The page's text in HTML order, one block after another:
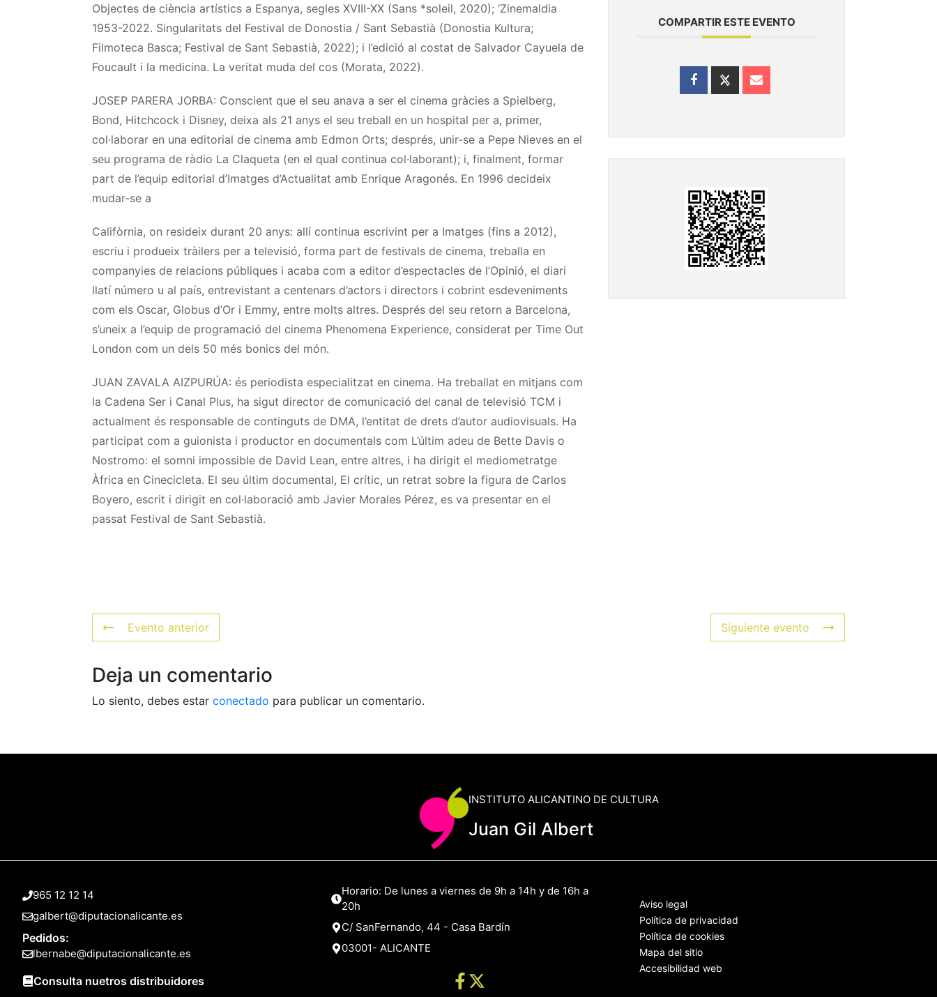
Objectes de ciència artístics a Espanya, segles XVIII-XX (Sans *soleil, 2020); ‘Zinemaldia
1953-2022. Singularitats del Festival de Donostia / Sant Sebastià (Donostia Kultura;
Filmoteca Basca; Festival de Sant Sebastià, 2022); i l’edició al costat de Salvador Cayuela de
Foucault i la medicina. La veritat muda del cos (Morata, 2022).
JOSEP PARERA JORBA: Conscient que el seu anava a ser el cinema gràcies a Spielberg,
Bond, Hitchcock i Disney, deixa als 21 anys el seu treball en un hospital per a, primer,
col·laborar en una editorial de cinema amb Edmon Orts; després, unir-se a Pepe Nieves en el
seu programa de ràdio La Claqueta (en el qual continua col·laborant); i, finalment, formar
part de l’equip editorial d’Imatges d’Actualitat amb Enrique Aragonés. En 1996 decideix
mudar-se a
Califòrnia, on resideix durant 20 anys: allí continua escrivint per a Imatges (fins a 2012),
escriu i produeix tràilers per a televisió, forma part de festivals de cinema, treballa en
companyies de relacions públiques i acaba com a editor d’espectacles de l’Opinió, el diari
llatí número u al país, entrevistant a centenars d’actors i directors i cobrint esdeveniments
com els Oscar, Globus d’Or i Emmy, entre molts altres. Després del seu retorn a Barcelona,
s’uneix a l’equip de programació del cinema Phenomena Experience, considerat per Time Out
London com un dels 50 més bonics del món.
JUAN ZAVALA AIZPURÚA: és periodista especialitzat en cinema. Ha treballat en mitjans com
la Cadena Ser i Canal Plus, ha sigut director de comunicació del canal de televisió TCM i
actualment és responsable de continguts de DMA, l’entitat de drets d’autor audiovisuals. Ha
participat com a guionista i productor en documentals com L’últim adeu de Bette Davis o
Nostromo: el somni impossible de David Lean, entre altres, i ha dirigit el mediometratge
Àfrica en Cinecicleta. El seu últim documental, El crític, un retrat sobre la figura de Carlos
Boyero, escrit i dirigit en col·laboració amb Javier Morales Pérez, es va presentar en el
passat Festival de Sant Sebastià.
COMPARTIR ESTE EVENTO
Evento anterior Siguiente evento
Deja un comentario
Lo siento, debes estar conectado para publicar un comentario.
INSTITUTO ALICANTINO DE CULTURA
Juan Gil Albert
965 12 12 14
galbert@diputacionalicante.es
Pedidos:
lbernabe@diputacionalicante.es
Consulta nuetros distribuidores
Horario: De lunes a viernes de 9h a 14h y de 16h a
20h
C/ SanFernando, 44 - Casa Bardín
03001- ALICANTE
Aviso legal
Política de privacidad
Política de cookies
Mapa del sitio
Accesibilidad web